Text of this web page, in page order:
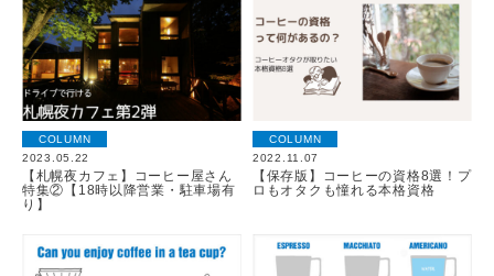
COLUMN
2023.05.22
【札幌夜カフェ】コーヒー屋さん
特集②【18時以降営業・駐車場有
り】
COLUMN
2022.11.07
【保存版】コーヒーの資格8選！プ
ロもオタクも憧れる本格資格